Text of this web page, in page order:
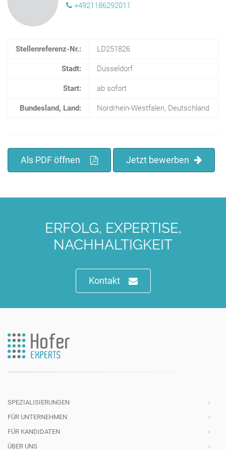
+4921186292011
Stellenreferenz-Nr.: LD251826
Stadt: Düsseldorf
Start: ab sofort
Bundesland, Land: Nordrhein-Westfalen, Deutschland
Als PDF öffnen Jetzt bewerben
ERFOLG, EXPERTISE,
NACHHALTIGKEIT
Kontakt
SPEZIALISIERUNGEN
FÜR UNTERNEHMEN
FÜR KANDIDATEN
ÜBER UNS